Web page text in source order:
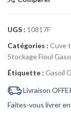
UGS : 10817F
Catégories : Cuve
Stockage Fioul
Étiquette : Gasoil
Livraison
Faites-vous livrer